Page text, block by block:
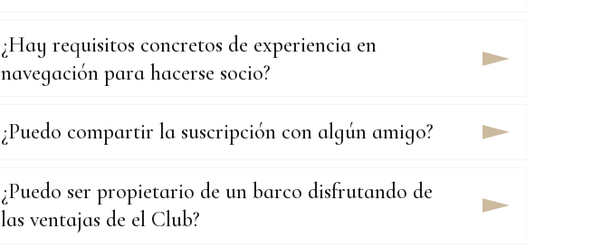
¿Hay requisitos concretos de experiencia en
navegación para hacerse socio?
¿Puedo compartir la suscripción con algún amigo?
¿Puedo ser propietario de un barco disfrutando de
las ventajas de el Club?